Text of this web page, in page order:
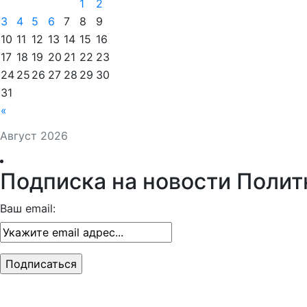
Август 2026
«
1
2
3
4 5 6 7 8
9
10 11 12 13 14 15 16
17 18 19 20 21 22 23
24 25 26 27 28 29 30
31
Подписка на новости
Ваш email: